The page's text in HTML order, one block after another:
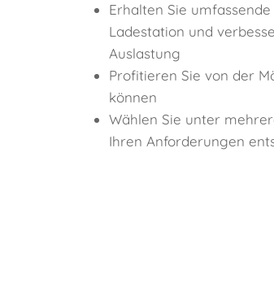
Erhalten Sie
Ladestation und
Auslastung
Profitieren Sie von der
können
Wählen Sie unter
Ihren Anforderungen